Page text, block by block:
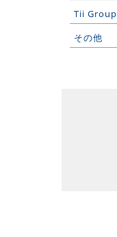
Tii Group
その他